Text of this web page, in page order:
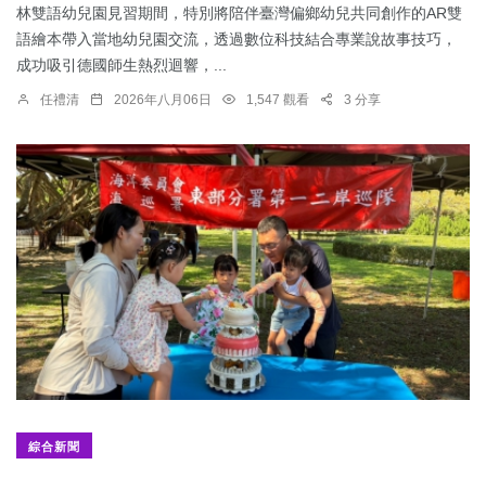
林雙語幼兒園見習期間，特別將陪伴臺灣偏鄉幼兒共同創作的AR雙
語繪本帶入當地幼兒園交流，透過數位科技結合專業說故事技巧，
成功吸引德國師生熱烈迴響，...
任禮清 2026年八月06日 1,547 觀看 3 分享
綜合新聞